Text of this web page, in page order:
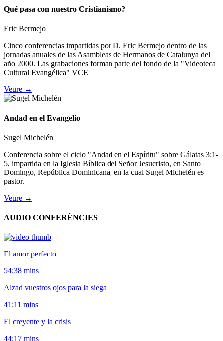
Qué pasa con nuestro Cristianismo?
Eric Bermejo
Cinco conferencias impartidas por D. Eric Bermejo dentro de las
jornadas anuales de las Asambleas de Hermanos de Catalunya del
año 2000. Las grabaciones forman parte del fondo de la "Videoteca
Cultural Evangélica" VCE
Veure →
Andad en el Evangelio
Sugel Michelén
Conferencia sobre el ciclo "Andad en el Espíritu" sobre Gálatas 3:1-
5, impartida en la Iglesia Bíblica del Señor Jesucristo, en Santo
Domingo, República Dominicana, en la cual Sugel Michelén es
pastor.
Veure →
AUDIO CONFERÈNCIES
El amor perfecto
54:38 mins
Alzad vuestros ojos para la siega
41:11 mins
El creyente y la crisis
44:17 mins